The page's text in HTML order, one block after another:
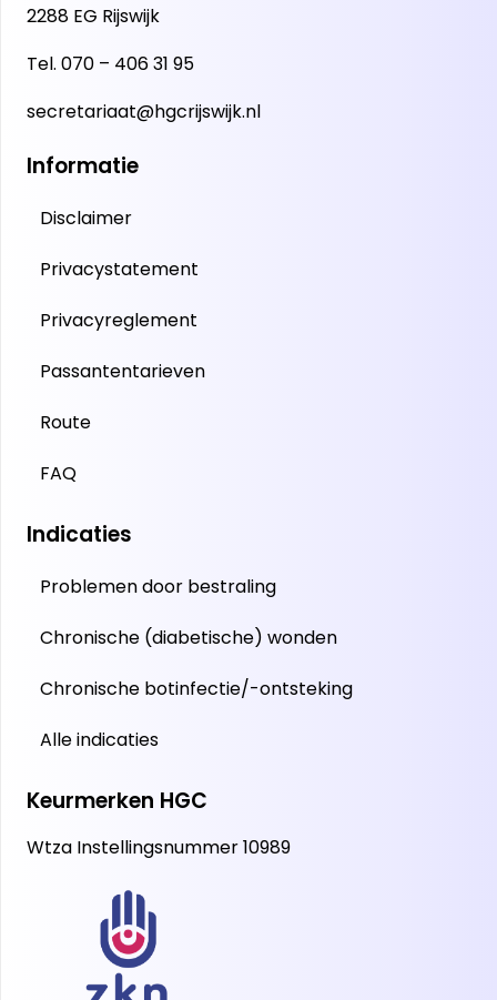
2288 EG Rijswijk
Tel. 070 – 406 31 95
secretariaat@hgcrijswijk.nl
Informatie
Disclaimer
Privacystatement
Privacyreglement
Passantentarieven
Route
FAQ
Indicaties
Problemen door bestraling
Chronische (diabetische) wonden
Chronische botinfectie/-ontsteking
Alle indicaties
Keurmerken HGC
Wtza Instellingsnummer 10989